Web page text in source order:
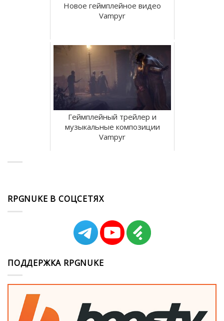
Новое геймплейное видео
Vampyr
Геймплейный трейлер и
музыкальные композиции
Vampyr
RPGNUKE В СОЦСЕТЯХ
ПОДДЕРЖКА RPGNUKE